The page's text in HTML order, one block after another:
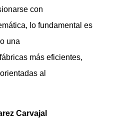
con
lo fundamental es
una
más eficientes,
al
Carvajal